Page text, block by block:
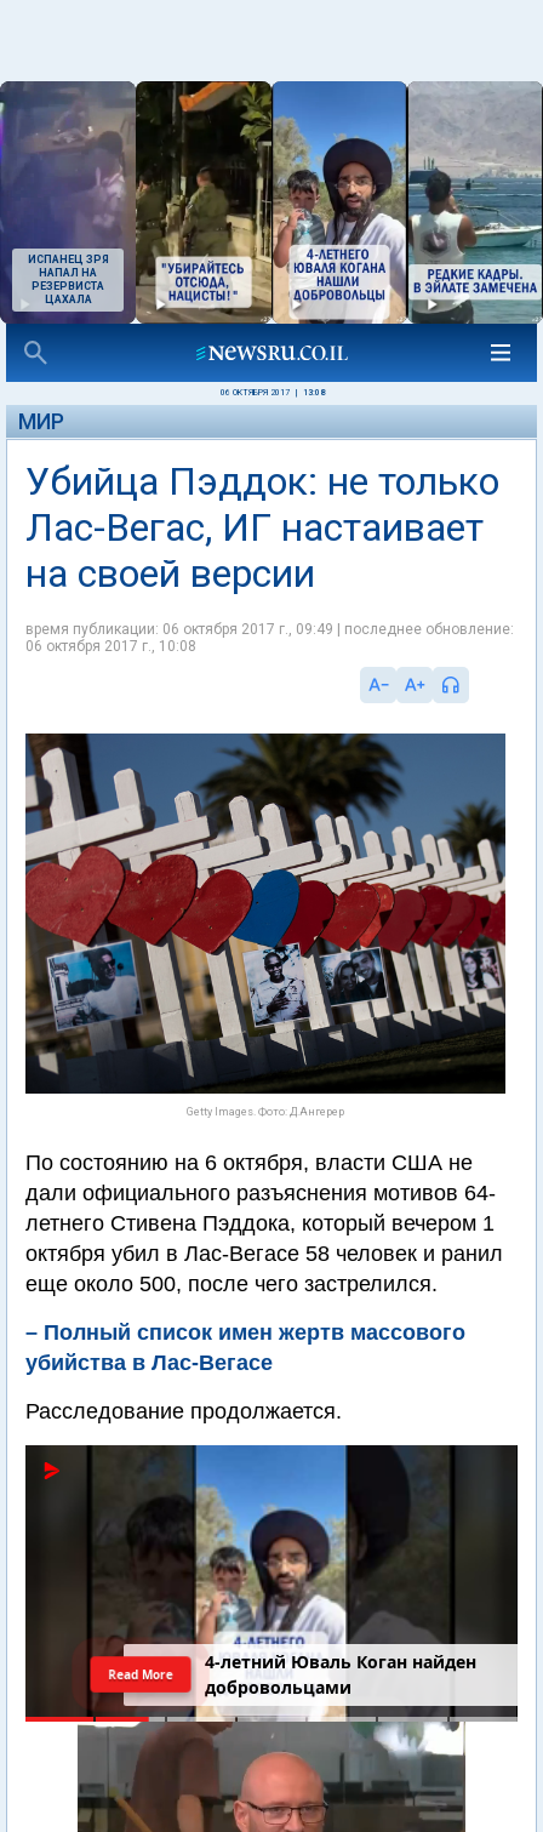
ИСПАНЕЦ ЗРЯ
НАПАЛ НА
РЕЗЕРВИСТА
ЦАХАЛА
06 ОКТЯБРЯ 2017 13:08
МИР
Убийца Пэддок: не только
Лас-Вегас, ИГ настаивает
на своей версии
время публикации: 06 октября 2017 г., 09:49 | последнее обновление:
06 октября 2017 г., 10:08
Getty Images. Фото: Д.Ангерер
По состоянию на 6 октября, власти США не
дали официального разъяснения мотивов 64-
летнего Стивена Пэддока, который вечером 1
октября убил в Лас-Вегасе 58 человек и ранил
еще около 500, после чего застрелился.
– Полный список имен жертв массового
убийства в Лас-Вегасе
Расследование продолжается.
4-летний Юваль Коган найден
добровольцами
Read More